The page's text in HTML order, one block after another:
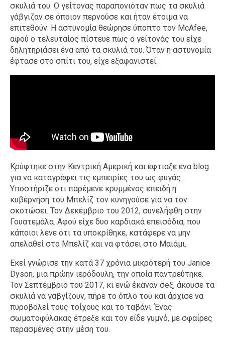
σκυλιά του. Ο γείτονας παραπονιόταν πως τα σκυλιά
γάβγιζαν σε όποιον περνούσε και ήταν έτοιμα να
επιτεθούν. Η αστυνομία θεώρησε ύποπτο τον McAfee,
αφού ο τελευταίος πίστευε πως ο γείτονάς του είχε
δηλητηριάσει ένα από τα σκυλιά του. Όταν η αστυνομία
έφτασε στο σπίτι του, είχε εξαφανιστεί.
Κρύφτηκε στην Κεντρική Αμερική και έφτιαξε ένα blog
για να καταγράφει τις εμπειρίες του ως φυγάς.
Υποστήριζε ότι παρέμενε κρυμμένος επειδή η
κυβέρνηση του Μπελίζ τον κυνηγούσε για να τον
σκοτώσει. Τον Δεκέμβριο του 2012, συνελήφθη στην
Γουατεμάλα. Αφού είχε δυο καρδιακά επεισόδια, που
κάποιοι λένε ότι τα υποκρίθηκε, κατάφερε να μην
απελαθεί στο Μπελίζ και να φτάσει στο Μαιάμι.
Εκεί γνώρισε την κατά 37 χρόνια μικρότερή του Janice
Dyson, μια πρώην ιερόδουλη, την οποία παντρεύτηκε.
Τον Σεπτέμβριο του 2017, κι ενώ έκαναν σeξ, άκουσε τα
σκυλιά να γαβγίζουν, πήρε το όπλο του και άρχισε να
πυροβολεί τους τοίχους και το ταβάνι. Ένας
σωματοφύλακας έτρεξε και τον είδε γuμνό, με σφαίρες
περασμένες στην μέση του.